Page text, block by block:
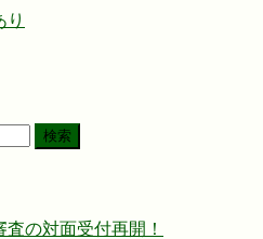
の対面受付再開！